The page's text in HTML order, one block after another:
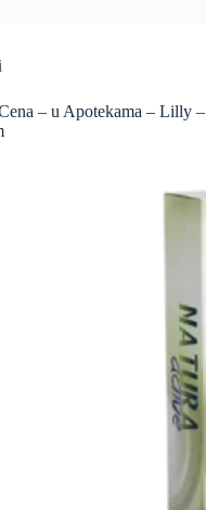
– u Apotekama – Lilly –